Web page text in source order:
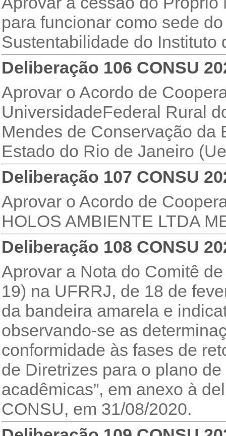
para funcionar como sede
Sustentabilidade do Instituto
Deliberação 106 CONSU
Aprovar o Acordo de
UniversidadeFederal Rural
Mendes de Conservação da
Estado do Rio de Janeiro
Deliberação 107 CONSU
Aprovar o Acordo de
HOLOS AMBIENTE LTDA
Deliberação 108 CONSU
Aprovar a Nota do Comitê
19) na UFRRJ, de 18 de
da bandeira amarela e
observando-se as
conformidade às fases de
de Diretrizes para o plano
acadêmicas”, em anexo à
CONSU, em 31/08/2020.